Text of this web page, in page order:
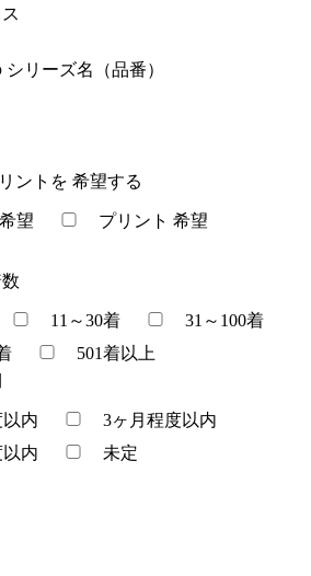
シリーズ名（品番）
ントを 希望する
望
プリント 希望
11～30着
31～100着
501着以上
内
3ヶ月程度以内
内
未定